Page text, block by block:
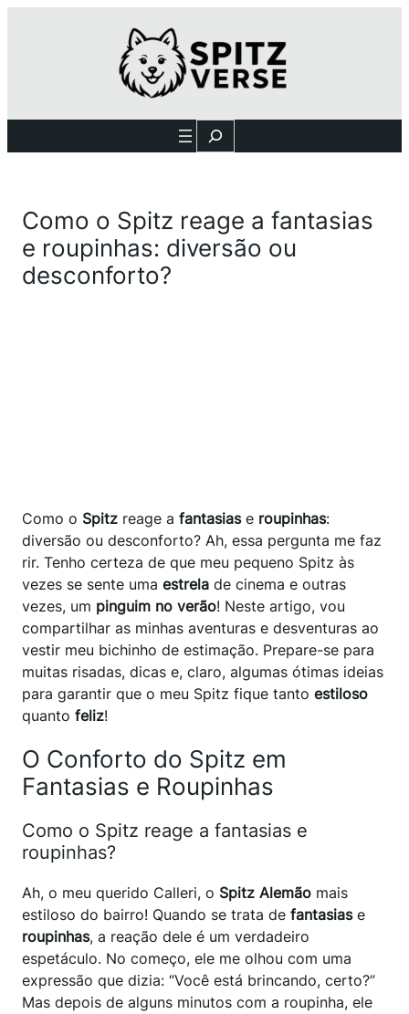
Search
Como o Spitz reage a fantasias
e roupinhas: diversão ou
desconforto?
Como o Spitz reage a fantasiase roupinhas:
diversão ou desconforto? Ah, essa pergunta me faz
rir. Tenho certeza de que meu pequeno Spitz às
vezes se sente uma estrela de cinema e outras
vezes, um pinguim no verão! Neste artigo, vou
compartilhar as minhas aventuras e desventuras ao
vestir meu bichinho de estimação. Prepare-se para
muitas risadas, dicas e, claro, algumas ótimas ideias
para garantir que o meu Spitz fique tanto estiloso
quanto feliz!
O Conforto do Spitz em
Fantasias e Roupinhas
Como o Spitz reage a fantasias e
roupinhas?
Ah, o meu querido Calleri, o Spitz Alemão mais
estiloso do bairro! Quando se trata de fantasiase
roupinhas, a reação dele é um verdadeiro
espetáculo. No começo, ele me olhou com uma
expressão que dizia: “Você está brincando, certo?”
Mas depois de alguns minutos com a roupinha, ele